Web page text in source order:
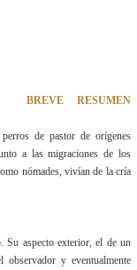
BREVE RESUMEN
de pastor de orígenes
a las migraciones de los
nómades, vivían de la cría
Su aspecto exterior, el de un
observador y eventualmente